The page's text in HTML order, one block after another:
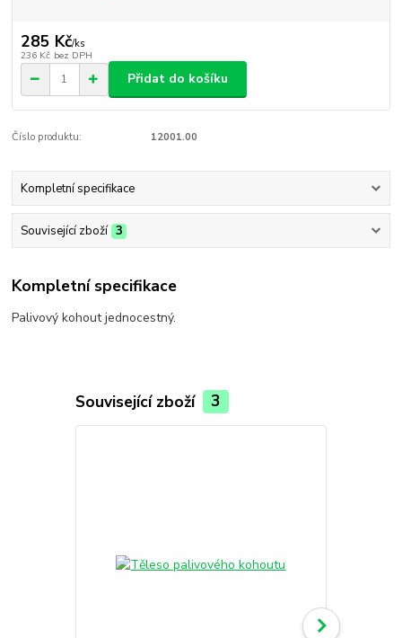
285 Kč/ks
236 Kč bez DPH
Přidat do košíku
Číslo produktu: 12001.00
Kompletní specifikace
Související zboží 3
Kompletní specifikace
Palivový kohout jednocestný.
Související zboží 3